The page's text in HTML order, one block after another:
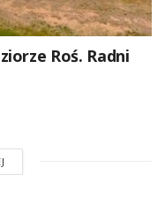
Roś. Radni